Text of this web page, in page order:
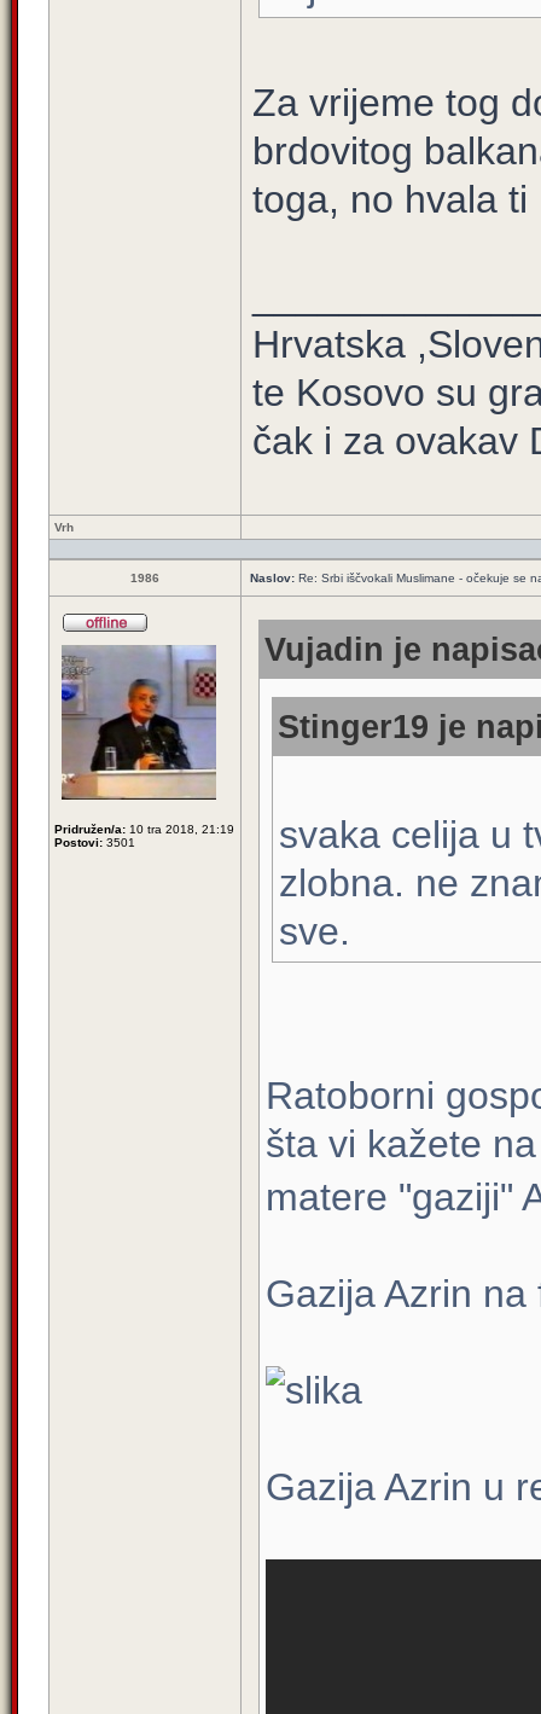
Za vrijeme tog
brdovitog
toga, no hvala
Hrvatska
te Kosovo su
čak i za ovakav
Vrh
1986 Naslov: Re: Srbi iščvokali Muslimane - očekuje se
Pridružen/a: 10 tra 2018, 21:19
Postovi: 3501
Vujadin je
Stinger19 je
svaka celija u
zlobna. ne
sve.
Ratoborni
šta vi kažete
matere "gaziji"
Gazija Azrin
Gazija Azrin u